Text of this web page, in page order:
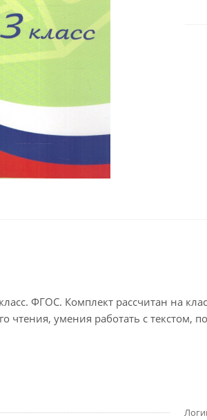
ФГОС. Комплект рассчитан на
умения работать с текстом,